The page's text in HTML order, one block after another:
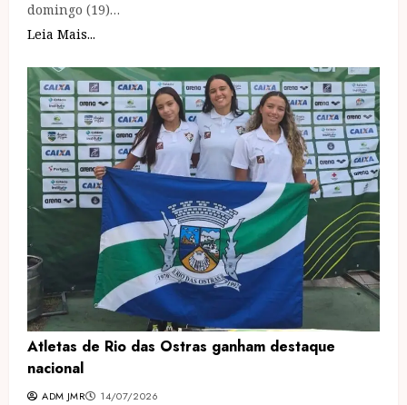
domingo (19)…
Leia Mais...
Atletas de Rio das Ostras ganham destaque
nacional
ADM JMR 14/07/2026